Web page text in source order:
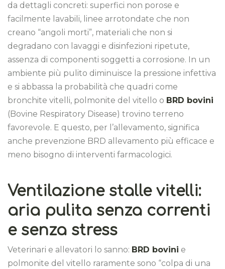
da dettagli concreti: superfici non porose e
facilmente lavabili, linee arrotondate che non
creano “angoli morti”, materiali che non si
degradano con lavaggi e disinfezioni ripetute,
assenza di componenti soggetti a corrosione. In un
ambiente più pulito diminuisce la pressione infettiva
e si abbassa la probabilità che quadri come
bronchite vitelli, polmonite del vitello o BRD bovini
(Bovine Respiratory Disease) trovino terreno
favorevole. E questo, per l’allevamento, significa
anche prevenzione BRD allevamento più efficace e
meno bisogno di interventi farmacologici.
Ventilazione stalle vitelli:
aria pulita senza correnti
e senza stress
Veterinari e allevatori lo sanno: BRD bovini e
polmonite del vitello raramente sono “colpa di una